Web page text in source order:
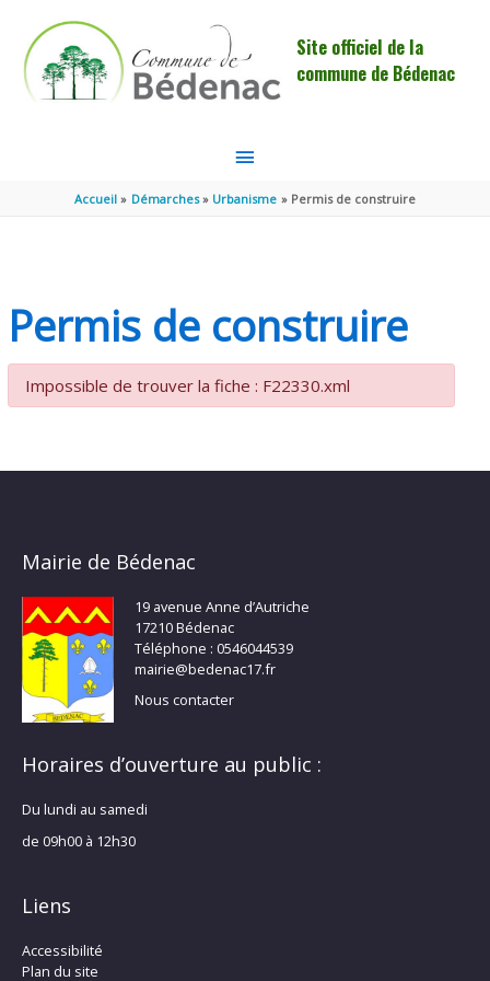
Site officiel de la
commune de Bédenac
MENU
PRINCIPAL
Accueil Démarches Urbanisme Permis de construire
Permis de construire
Impossible de trouver la fiche : F22330.xml
Mairie de Bédenac
19 avenue Anne d’Autriche
17210 Bédenac
Téléphone : 0546044539
mairie@bedenac17.fr
Nous contacter
Horaires d’ouverture au public :
Du lundi au samedi
de 09h00 à 12h30
Liens
Accessibilité
Plan du site